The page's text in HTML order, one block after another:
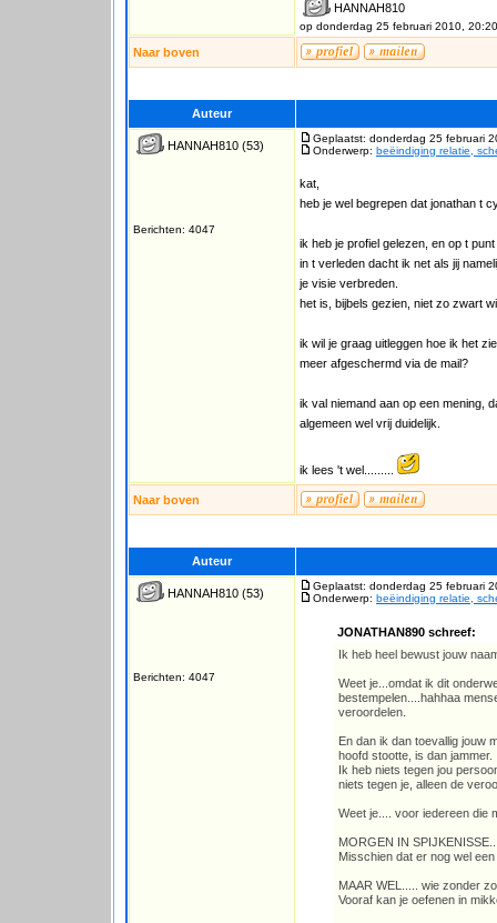
HANNAH810
op donderdag 25 februari 2010, 20:20
Naar boven
Auteur
HANNAH810 (53)
Berichten: 4047
Geplaatst: donderdag 25 februari
Onderwerp: beëindiging relatie,
kat,
heb je wel begrepen dat jonathan t
ik heb je profiel gelezen, en op t
in t verleden dacht ik net als jij
je visie verbreden.
het is, bijbels gezien, niet zo zwart
ik wil je graag uitleggen hoe ik het
meer afgeschermd via de mail?
ik val niemand aan op een mening,
algemeen wel vrij duidelijk.
ik lees 't wel.........
Naar boven
Auteur
HANNAH810 (53)
Berichten: 4047
Geplaatst: donderdag 25 februari
Onderwerp: beëindiging relatie,
JONATHAN890 schreef:
Ik heb heel bewust jouw
Weet je...omdat ik dit
bestempelen....hahhaa
veroordelen.
En dan ik dan toevallig jouw
hoofd stootte, is dan jammer.
Ik heb niets tegen jou
niets tegen je, alleen de
Weet je.... voor iedereen die
MORGEN IN
Misschien dat er nog wel
MAAR WEL..... wie zonder
Vooraf kan je oefenen in